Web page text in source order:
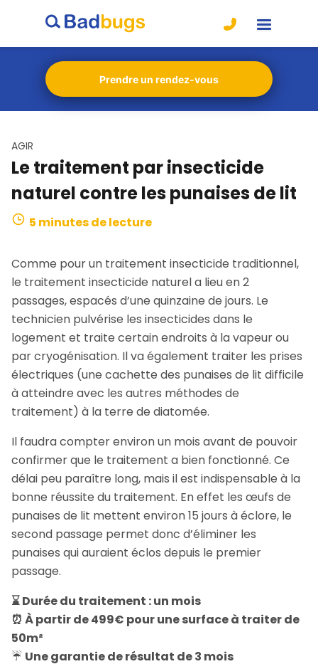
Prendre un rendez-vous
AGIR
Le traitement par insecticide
naturel contre les punaises de lit
5 minutes de lecture
Comme pour un traitement insecticide traditionnel,
le traitement insecticide naturel a lieu en 2
passages, espacés d’une quinzaine de jours. Le
technicien pulvérise les insecticides dans le
logement et traite certain endroits à la vapeur ou
par cryogénisation. Il va également traiter les prises
électriques (une cachette des punaises de lit difficile
à atteindre avec les autres méthodes de
traitement) à la terre de diatomée.
Il faudra compter environ un mois avant de pouvoir
confirmer que le traitement a bien fonctionné. Ce
délai peu paraître long, mais il est indispensable à la
bonne réussite du traitement. En effet les œufs de
punaises de lit mettent environ 15 jours à éclore, le
second passage permet donc d’éliminer les
punaises qui auraient éclos depuis le premier
passage.
⌛ Durée du traitement : un mois
⏰ À partir de 499€ pour une surface à traiter de
50m²
☔ Une garantie de résultat de 3 mois